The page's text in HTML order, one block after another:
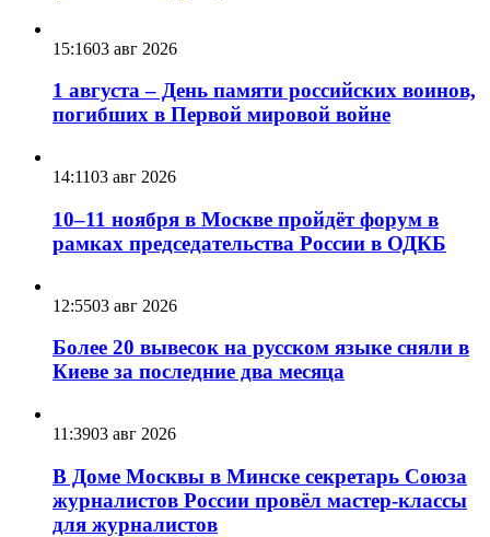
15:1603 авг 2026
1 августа – День памяти российских воинов,
погибших в Первой мировой войне
14:1103 авг 2026
10–11 ноября в Москве пройдёт форум в
рамках председательства России в ОДКБ
12:5503 авг 2026
Более 20 вывесок на русском языке сняли в
Киеве за последние два месяца
11:3903 авг 2026
В Доме Москвы в Минске секретарь Союза
журналистов России провёл мастер-классы
для журналистов